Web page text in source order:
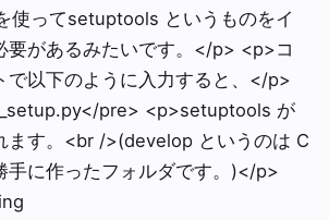
使ってsetuptools というものをイ
要があるみたいです。</p> <p>コ
で以下のように入力すると、</p>
pre> <p>setuptools が
ます。<br />(develop というのは C
手に作ったフォルダです。)</p>